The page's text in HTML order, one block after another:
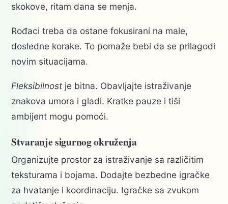
skokove, ritam dana se menja.
Rođaci treba da ostane fokusirani na male,
dosledne korake. To pomaže bebi da se prilagodi
novim situacijama.
Fleksibilnost je bitna. Obavljajte istraživanje
znakova umora i gladi. Kratke pauze i tiši
ambijent mogu pomoći.
Stvaranje sigurnog okruženja
Organizujte prostor za istraživanje sa različitim
teksturama i bojama. Dodajte bezbedne igračke
za hvatanje i koordinaciju. Igračke sa zvukom